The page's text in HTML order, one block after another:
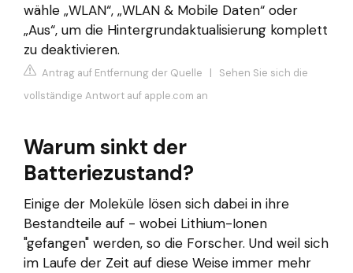
wähle „WLAN“, „WLAN & Mobile Daten“ oder
„Aus“, um die Hintergrundaktualisierung komplett
zu deaktivieren.
Antrag auf Entfernung der Quelle | Sehen Sie sich die
vollständige Antwort auf apple.com an
Warum sinkt der
Batteriezustand?
Einige der Moleküle lösen sich dabei in ihre
Bestandteile auf - wobei Lithium-Ionen
"gefangen" werden, so die Forscher. Und weil sich
im Laufe der Zeit auf diese Weise immer mehr